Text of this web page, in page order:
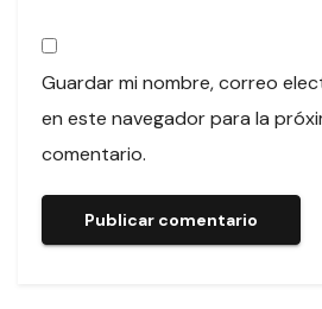
Guardar mi nombre, correo
en este navegador para la
comentario.